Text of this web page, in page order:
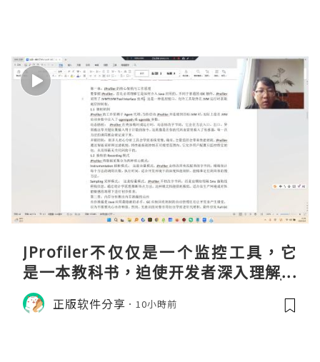
JProfiler不仅仅是一个监控工具，它
是一本教科书，迫使开发者深入理解JV
M的内存模型、垃圾回收机制和并发原
理。通过直观的可视化数据，它将抽象
正版软件分享 10小時前